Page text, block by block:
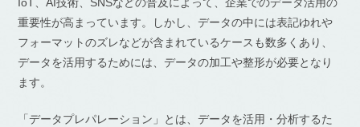
IoT、AI技術、SNSなどの普及によって、企業でのデータ活用の
重要性が高まっています。しかし、データの中には表記ゆれや
フォーマットのズレなどが含まれているケースも数多くあり、
データを活用するためには、データの加工や整形が必要となり
ます。
「データプレパレーション」とは、データを活用・分析するた